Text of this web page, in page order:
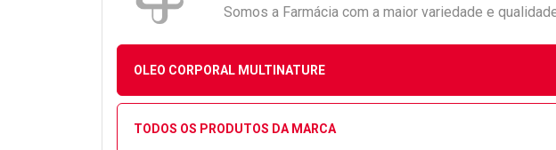
Somos a Farmácia com a maior variedade e
OLEO CORPORAL MULTINATURE
TODOS OS PRODUTOS DA MARCA